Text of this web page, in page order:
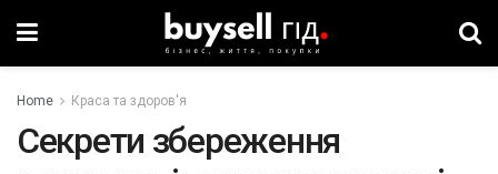
Home Краса та здоров'я
Секрети збереження